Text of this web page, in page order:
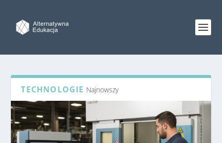
TECHNOLOGIE Najnowszy